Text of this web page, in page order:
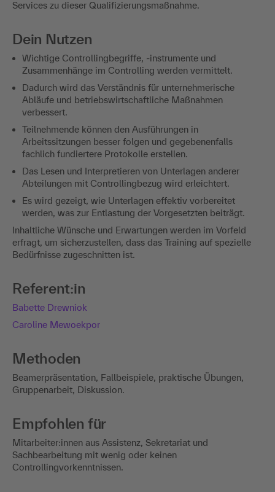
Services zu dieser Qualifizierungsmaßnahme.
Dein Nutzen
Wichtige Controllingbegriffe, -instrumente und
Zusammenhänge im Controlling werden vermittelt.
Dadurch wird das Verständnis für unternehmerische
Abläufe und betriebswirtschaftliche Maßnahmen
verbessert.
Teilnehmende können den Ausführungen in
Arbeitssitzungen besser folgen und gegebenenfalls
fachlich fundiertere Protokolle erstellen.
Das Lesen und Interpretieren von Unterlagen anderer
Abteilungen mit Controllingbezug wird erleichtert.
Es wird gezeigt, wie Unterlagen effektiv vorbereitet
werden, was zur Entlastung der Vorgesetzten beiträgt.
Inhaltliche Wünsche und Erwartungen werden im Vorfeld
erfragt, um sicherzustellen, dass das Training auf spezielle
Bedürfnisse zugeschnitten ist.
Referent:in
Babette Drewniok
Caroline Mewoekpor
Methoden
Beamerpräsentation, Fallbeispiele, praktische Übungen,
Gruppenarbeit, Diskussion.
Empfohlen für
Mitarbeiter:innen aus Assistenz, Sekretariat und
Sachbearbeitung mit wenig oder keinen
Controllingvorkenntnissen.